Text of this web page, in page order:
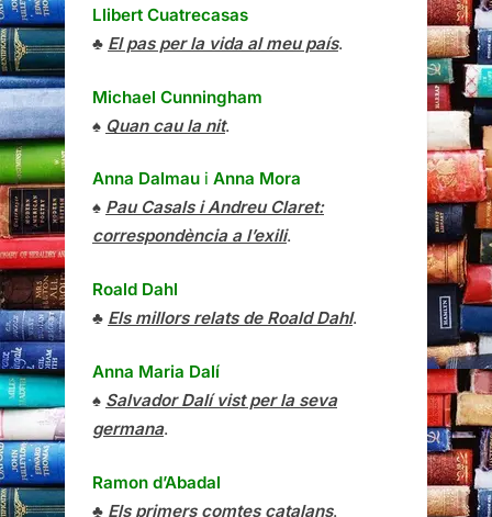
Llibert Cuatrecasas
♣ El pas per la vida al meu país.
Michael Cunningham
♠ Quan cau la nit.
Anna Dalmau i Anna Mora
♠ Pau Casals i Andreu Claret:
correspondència a l’exili.
Roald Dahl
♣ Els millors relats de Roald Dahl.
Anna Maria Dalí
♠ Salvador Dalí vist per la seva
germana.
Ramon d’Abadal
♣ Els primers comtes catalans.